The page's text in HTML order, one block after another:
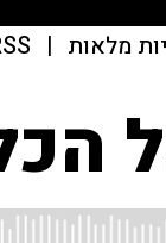
מלאות |